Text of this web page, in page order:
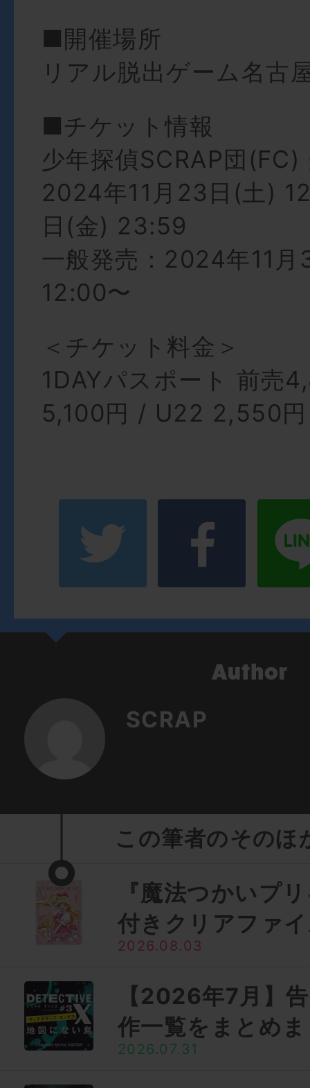
■開催場所
リアル脱出ゲーム名古
■チケット情報
少年探偵SCRAP団(FC)
2024年11月23日(土)
日(金) 23:59
一般発売：2024年11
12:00〜
＜チケット料金＞
1DAYパスポート 前売
5,100円 / U22 2,550円
SCRAP
この筆者のそのほ
『魔法つかいプ
付きクリアファ
2026.08.03
【2026年7月】
作一覧をまとめ
2026.07.31